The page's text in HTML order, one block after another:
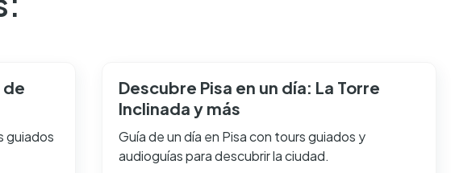
de
guiados
Descubre Pisa en un día: La Torre
Inclinada y más
Guía de un día en Pisa con tours guiados y
audioguías para descubrir la ciudad.